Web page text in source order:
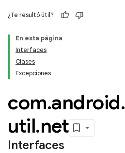
¿Te resultó útil?
En esta página
Interfaces
Clases
Excepciones
com.android.
util.net
Interfaces